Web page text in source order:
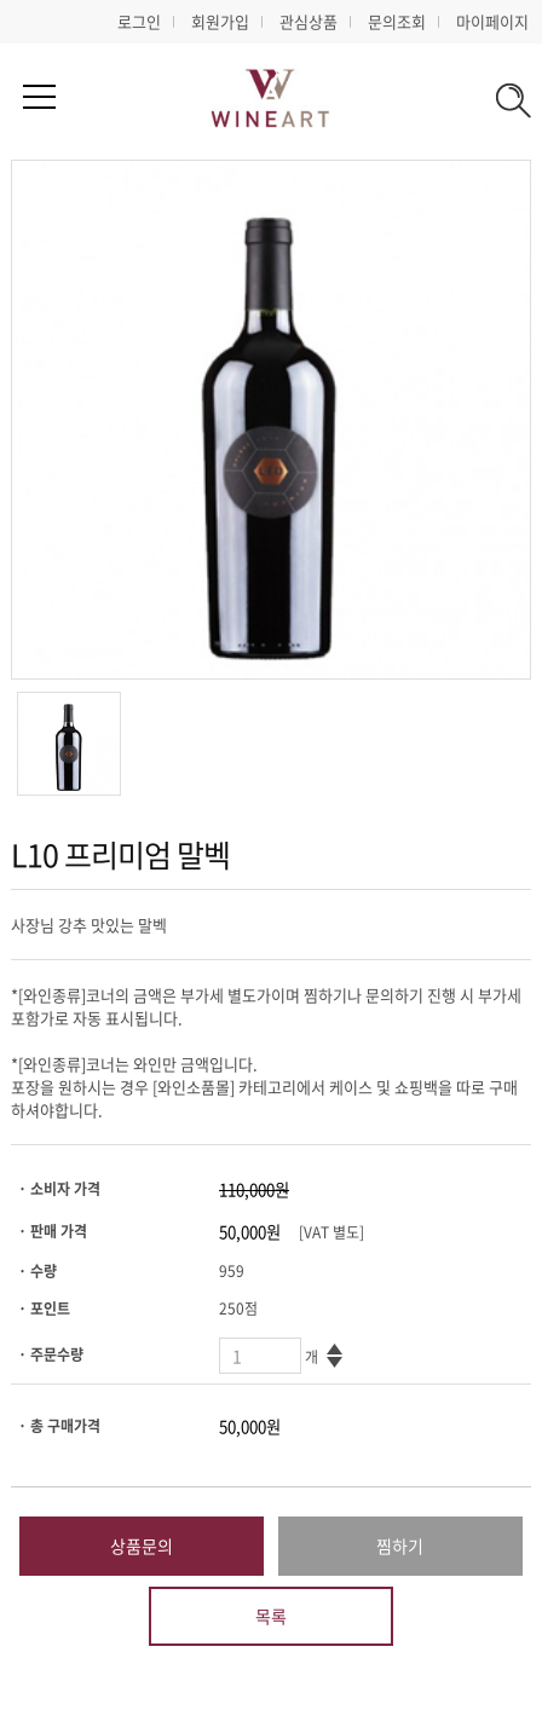
로그인 회원가입 관심상품 문의조회 마이페이지
L10 프리미엄 말벡
사장님 강추 맛있는 말벡
포함가로 자동 표시됩니다.
*[와인종류]코너는 와인만 금액입니다.
하셔야합니다.
· 소비자 가격
· 판매 가격
[VAT 별도]
· 수량
959
· 포인트
250점
· 주문수량 개
· 총 구매가격
상품문의 찜하기
목록